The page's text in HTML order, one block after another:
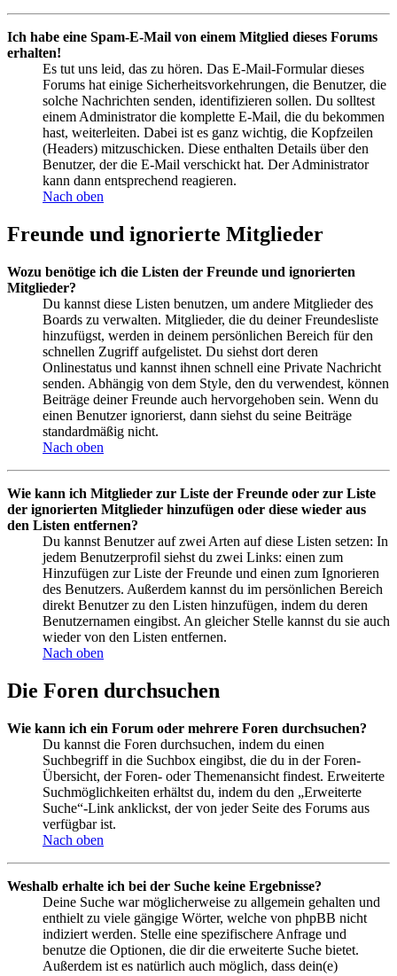
Ich habe eine Spam-E-Mail von einem Mitglied dieses Forums
erhalten!
Es tut uns leid, das zu hören. Das E-Mail-Formular dieses
Forums hat einige Sicherheitsvorkehrungen, die Benutzer, die
solche Nachrichten senden, identifizieren sollen. Du solltest
einem Administrator die komplette E-Mail, die du bekommen
hast, weiterleiten. Dabei ist es ganz wichtig, die Kopfzeilen
(Headers) mitzuschicken. Diese enthalten Details über den
Benutzer, der die E-Mail verschickt hat. Der Administrator
kann dann entsprechend reagieren.
Nach oben
Freunde und ignorierte Mitglieder
Wozu benötige ich die Listen der Freunde und ignorierten
Mitglieder?
Du kannst diese Listen benutzen, um andere Mitglieder des
Boards zu verwalten. Mitglieder, die du deiner Freundesliste
hinzufügst, werden in deinem persönlichen Bereich für den
schnellen Zugriff aufgelistet. Du siehst dort deren
Onlinestatus und kannst ihnen schnell eine Private Nachricht
senden. Abhängig von dem Style, den du verwendest, können
Beiträge deiner Freunde auch hervorgehoben sein. Wenn du
einen Benutzer ignorierst, dann siehst du seine Beiträge
standardmäßig nicht.
Nach oben
Wie kann ich Mitglieder zur Liste der Freunde oder zur Liste
der ignorierten Mitglieder hinzufügen oder diese wieder aus
den Listen entfernen?
Du kannst Benutzer auf zwei Arten auf diese Listen setzen: In
jedem Benutzerprofil siehst du zwei Links: einen zum
Hinzufügen zur Liste der Freunde und einen zum Ignorieren
des Benutzers. Außerdem kannst du im persönlichen Bereich
direkt Benutzer zu den Listen hinzufügen, indem du deren
Benutzernamen eingibst. An gleicher Stelle kannst du sie auch
wieder von den Listen entfernen.
Nach oben
Die Foren durchsuchen
Wie kann ich ein Forum oder mehrere Foren durchsuchen?
Du kannst die Foren durchsuchen, indem du einen
Suchbegriff in die Suchbox eingibst, die du in der Foren-
Übersicht, der Foren- oder Themenansicht findest. Erweiterte
Suchmöglichkeiten erhältst du, indem du den „Erweiterte
Suche“-Link anklickst, der von jeder Seite des Forums aus
verfügbar ist.
Nach oben
Weshalb erhalte ich bei der Suche keine Ergebnisse?
Deine Suche war möglicherweise zu allgemein gehalten und
enthielt zu viele gängige Wörter, welche von phpBB nicht
indiziert werden. Stelle eine spezifischere Anfrage und
benutze die Optionen, die dir die erweiterte Suche bietet.
Außerdem ist es natürlich auch möglich, dass dein(e)